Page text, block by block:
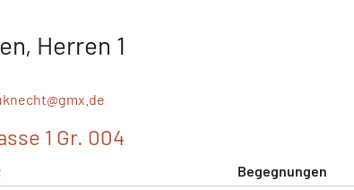
Herren 1
gmx.de
1 Gr. 004
Begegnungen